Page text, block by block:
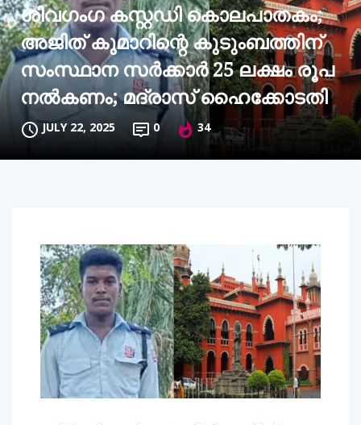
ശിവഗംഗ കസ്റ്റഡി കൊലപാതകം;
അജിത് കുമാറിന്റെ കുടുംബത്തിന്
സംസ്ഥാന സർക്കാർ 25 ലക്ഷം രൂപ
നൽകണം; മദ്രാസ് ഹൈക്കോടതി
JULY 22, 2025 0 34